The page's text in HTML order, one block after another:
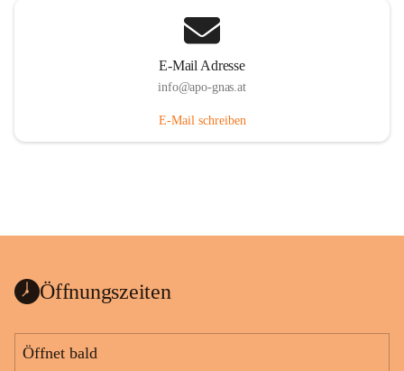
E-Mail Adresse
info@apo-gnas.at
E-Mail schreiben
Öffnungszeiten
Öffnet bald